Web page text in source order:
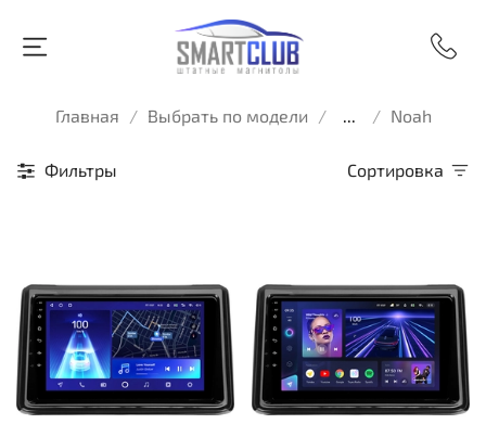
Главная Выбрать по модели ... Noah
Фильтры Сортировка